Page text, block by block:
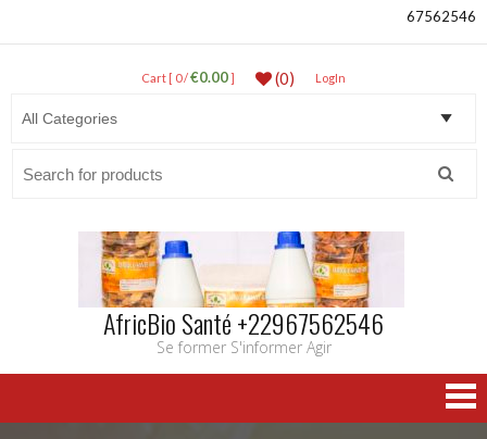
67562546
Cart [ 0 /€0.00] (0) LogIn
AfricBio Santé +22967562546
Se former S'informer Agir